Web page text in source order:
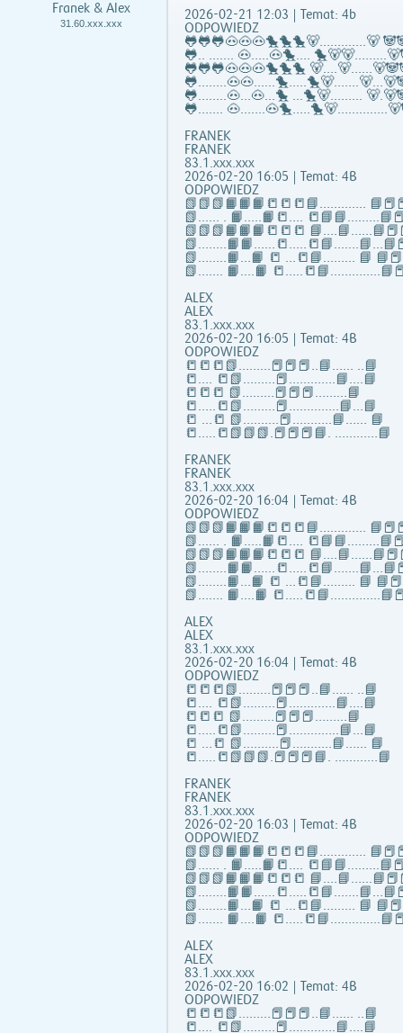
Franek & Alex
31.60.xxx.xxx
2026-02-21 12:03 | Temat: 4b
ODPOWIEDZ
🐸🐸🐸🐽🐽🐽🐤🐤🐤🐻……..…..🐻
🐸.. ....... 🐽…..🐽🐤….
🐸🐸🐸🐽🐽🐽🐤🐤🐤
🐸……..🐽…🐽…🐤 …🐤🐻……...
🐸…….
FRANEK
FRANEK
83.1.xxx.xxx
2026-02-20 16:05 | Temat: 4B
ODPOWIEDZ
📗📗📗📙📙📙📒📒📒📘……..…..
📗...... . 📙…..📙📒….
📗📗📗📙📙📙📒📒📒
📗……..📙…📙 📒 …📒📘……... 📘
📗……. 📙….📙
ALEX
ALEX
83.1.xxx.xxx
2026-02-20 16:05 | Temat: 4B
ODPOWIEDZ
📒📒📒📗………📕📕📕..📘…… ..📘
📒…. 📒📗………📕………….📘….📘
📒📒📒 📗………📕📕📕………📘
📒…..📒📗………📕…………..📘…📘
📒 …📒 📗……….📕………..📘…… 📘
📒…..📒📗📗📗.📕📕📕📘. …………📘
FRANEK
FRANEK
83.1.xxx.xxx
2026-02-20 16:04 | Temat: 4B
ODPOWIEDZ
📗📗📗📙📙📙📒📒📒📘……..…..
📗...... . 📙…..📙📒….
📗📗📗📙📙📙📒📒📒
📗……..📙…📙 📒 …📒📘……... 📘
📗……. 📙….📙
ALEX
ALEX
83.1.xxx.xxx
2026-02-20 16:04 | Temat: 4B
ODPOWIEDZ
📒📒📒📗………📕📕📕..📘…… ..📘
📒…. 📒📗………📕………….📘….📘
📒📒📒 📗………📕📕📕………📘
📒…..📒📗………📕…………..📘…📘
📒 …📒 📗……….📕………..📘…… 📘
📒…..📒📗📗📗.📕📕📕📘. …………📘
FRANEK
FRANEK
83.1.xxx.xxx
2026-02-20 16:03 | Temat: 4B
ODPOWIEDZ
📗📗📗📙📙📙📒📒📒📘……..…..
📗...... . 📙…..📙📒….
📗📗📗📙📙📙📒📒📒
📗……..📙…📙 📒 …📒📘……... 📘
📗……. 📙….📙
ALEX
ALEX
83.1.xxx.xxx
2026-02-20 16:02 | Temat: 4B
ODPOWIEDZ
📒📒📒📗………📕📕📕..📘…… ..📘
📒…. 📒📗………📕………….📘….📘